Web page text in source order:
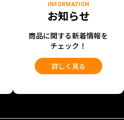
INFORMATION
お知らせ
商品に関する新着情報を
チェック！
詳しく見る